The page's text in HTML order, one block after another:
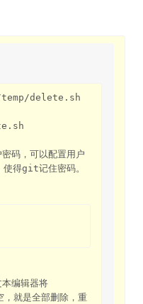
码，可以配置用户
得git记住密码。
编辑器将
就是全部删除，重